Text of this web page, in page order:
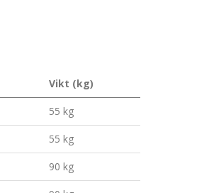
Vikt (kg)
55 kg
55 kg
90 kg